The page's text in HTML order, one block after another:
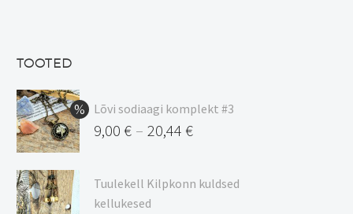
TOOTED
Lõvi sodiaagi komplekt #3
9,00 € – 20,44 €
9,00 €
kuni
Tuulekell Kilpkonn kuldsed
kellukesed